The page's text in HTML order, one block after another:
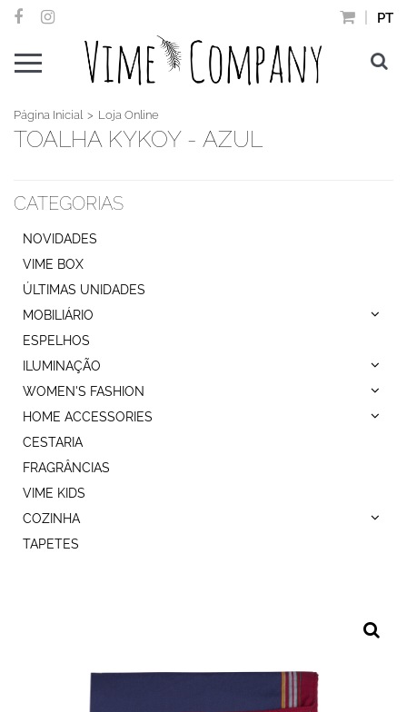
PT
Página Inicial Loja Online
TOALHA KYKOY - AZUL
CATEGORIAS
NOVIDADES
VIME BOX
ÚLTIMAS UNIDADES
MOBILIÁRIO
ESPELHOS
ILUMINAÇÃO
WOMEN'S FASHION
HOME ACCESSORIES
CESTARIA
FRAGRÂNCIAS
VIME KIDS
COZINHA
TAPETES